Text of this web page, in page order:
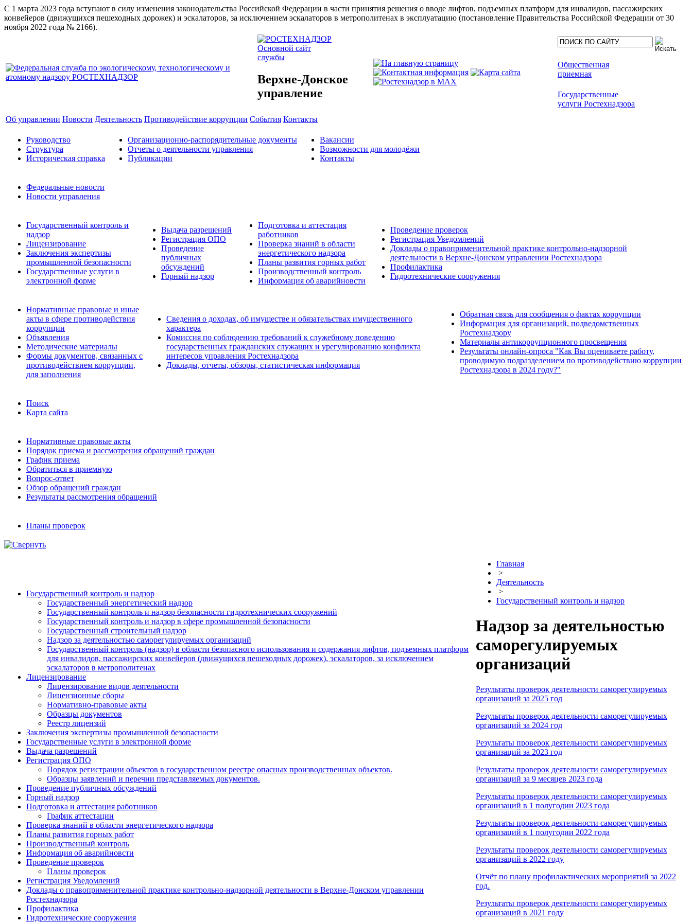
С 1 марта 2023 года вступают в силу изменения законодательства Российской Федерации в части принятия решения о вводе лифтов, подъемных платформ для инвалидов, пассажирских
конвейеров (движущихся пешеходных дорожек) и эскалаторов, за исключением эскалаторов в метрополитенах в эксплуатацию (постановление Правительства Российской Федерации от 30
ноября 2022 года № 2166).
Основной сайт
службы
Верхне-Донское
управление
Общественная
приемная
Государственные
услуги Ростехнадзора
Об управлении Новости Деятельность Противодействие коррупции События Контакты
Руководство
Структура
Историческая справка
Организационно-распорядительные документы
Отчеты о деятельности управления
Публикации
Вакансии
Возможности для молодёжи
Контакты
Федеральные новости
Новости управления
Государственный контроль и
надзор
Лицензирование
Заключения экспертизы
промышленной безопасности
Государственные услуги в
электронной форме
Выдача разрешений
Регистрация ОПО
Проведение
публичных
обсуждений
Горный надзор
Подготовка и аттестация
работников
Проверка знаний в области
энергетического надзора
Планы развития горных работ
Производственный контроль
Информация об аварийновсти
Проведение проверок
Регистрация Уведомлений
Доклады о правоприменительной практике контрольно-надзорной
деятельности в Верхне-Донском управлении Ростехнадзора
Профилактика
Гидротехнические сооружения
Нормативные правовые и иные
акты в сфере противодействия
коррупции
Объявления
Методические материалы
Формы документов, связанных с
противодействием коррупции,
для заполнения
Сведения о доходах, об имуществе и обязательствах имущественного
характера
Комиссия по соблюдению требований к служебному поведению
государственных гражданских служащих и урегулированию конфликта
интересов управления Ростехнадзора
Доклады, отчеты, обзоры, статистическая информация
Обратная связь для сообщения о фактах коррупции
Информация для организаций, подведомственных
Ростехнадзору
Материалы антикоррупционного просвещения
Результаты онлайн-опроса "Как Вы оцениваете работу,
проводимую подразделением по противодействию коррупции
Ростехнадзора в 2024 году?"
Поиск
Карта сайта
Нормативные правовые акты
Порядок приема и рассмотрения обращений граждан
График приема
Обратиться в приемную
Вопрос-ответ
Обзор обращений граждан
Результаты рассмотрения обращений
Планы проверок
Государственный контроль и надзор
Государственный энергетический надзор
Государственный контроль и надзор безопасности гидротехнических сооружений
Государственный контроль и надзор в сфере промышленной безопасности
Государственный строительный надзор
Надзор за деятельностью саморегулируемых организаций
Государственный контроль (надзор) в области безопасного использования и содержания лифтов, подъемных платформ
для инвалидов, пассажирских конвейеров (движущихся пешеходных дорожек), эскалаторов, за исключением
эскалаторов в метрополитенах
Лицензирование
Лицензирование видов деятельности
Лицензионные сборы
Нормативно-правовые акты
Образцы документов
Реестр лицензий
Заключения экспертизы промышленной безопасности
Государственные услуги в электронной форме
Выдача разрешений
Регистрация ОПО
Порядок регистрации объектов в государственном реестре опасных производственных объектов.
Образцы заявлений и перечни представляемых документов.
Проведение публичных обсуждений
Горный надзор
Подготовка и аттестация работников
График аттестации
Проверка знаний в области энергетического надзора
Планы развития горных работ
Производственный контроль
Информация об аварийновсти
Проведение проверок
Планы проверок
Регистрация Уведомлений
Доклады о правоприменительной практике контрольно-надзорной деятельности в Верхне-Донском управлении
Ростехнадзора
Профилактика
Гидротехнические сооружения
Главная
>
Деятельность
>
Государственный контроль и надзор
Надзор за деятельностью
саморегулируемых
организаций
Результаты проверок деятельности саморегулируемых
организаций за 2025 год
Результаты проверок деятельности саморегулируемых
организаций за 2024 год
Результаты проверок деятельности саморегулируемых
организаций за 2023 год
Результаты проверок деятельности саморегулируемых
организаций за 9 месяцев 2023 года
Результаты проверок деятельности саморегулируемых
организаций в 1 полугодии 2023 года
Результаты проверок деятельности саморегулируемых
организаций в 1 полугодии 2022 года
Результаты проверок деятельности саморегулируемых
организаций в 2022 году
Отчёт по плану профилактических мероприятий за 2022
год.
Результаты проверок деятельности саморегулируемых
организаций в 2021 году